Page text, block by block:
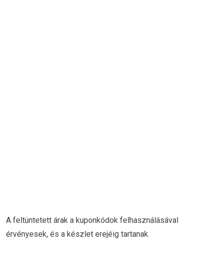
A feltüntetett árak a kuponkódok felhasználásával
érvényesek, és a készlet erejéig tartanak.